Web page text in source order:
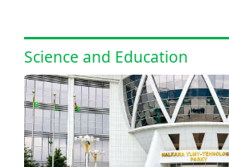
Science and Education